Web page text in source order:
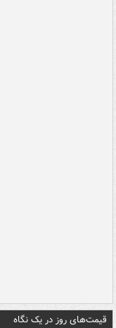
قیمت‌های روز در یک نگاه